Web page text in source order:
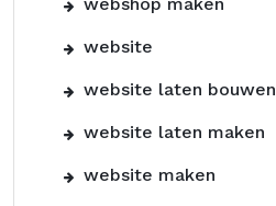
website
website laten bouwen
website laten maken
website maken